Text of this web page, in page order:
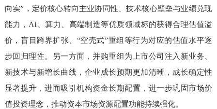
向实” ，定价核心转向主业协同性、技术核心壁垒与业绩兑现
能力，AI、算力、高端制造等优质领域标的获得合理估值溢
价，盲目跨界扩张、 “空壳式”重组等行为对应的估值水平逐
步回归理性。另一方面，并购重组为上市公司注入新业务、
新技术与新增长曲线，企业成长预期更加清晰，成长确定性
显著提升，进而吸引机构资金长期配置，进一步巩固市场价
值投资理念，推动资本市场资源配置功能持续强化。